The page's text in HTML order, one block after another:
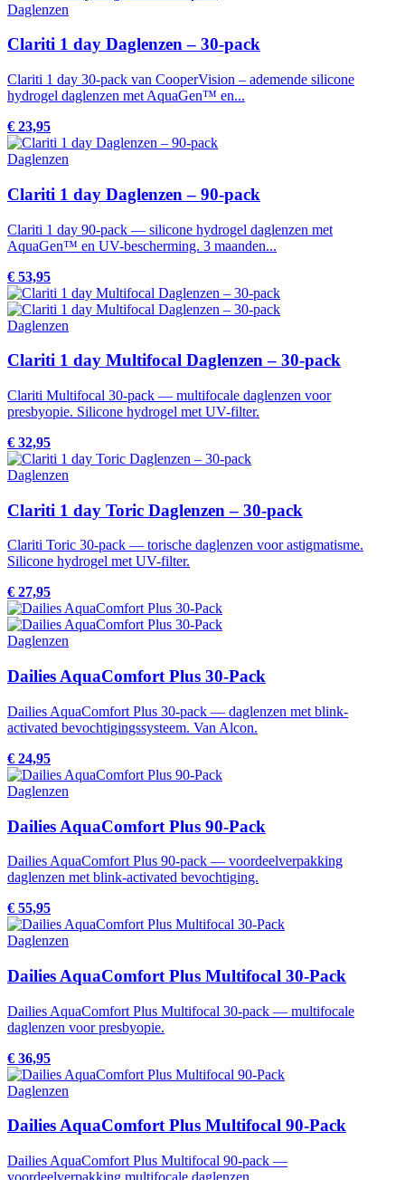
Daglenzen
Clariti 1 day Daglenzen – 30-pack
Clariti 1 day 30-pack van CooperVision – ademende silicone
hydrogel daglenzen met AquaGen™ en...
€ 23,95
Daglenzen
Clariti 1 day Daglenzen – 90-pack
Clariti 1 day 90-pack — silicone hydrogel daglenzen met
AquaGen™ en UV-bescherming. 3 maanden...
€ 53,95
Daglenzen
Clariti 1 day Multifocal Daglenzen – 30-pack
Clariti Multifocal 30-pack — multifocale daglenzen voor
presbyopie. Silicone hydrogel met UV-filter.
€ 32,95
Daglenzen
Clariti 1 day Toric Daglenzen – 30-pack
Clariti Toric 30-pack — torische daglenzen voor astigmatisme.
Silicone hydrogel met UV-filter.
€ 27,95
Daglenzen
Dailies AquaComfort Plus 30-Pack
Dailies AquaComfort Plus 30-pack — daglenzen met blink-
activated bevochtigingssysteem. Van Alcon.
€ 24,95
Daglenzen
Dailies AquaComfort Plus 90-Pack
Dailies AquaComfort Plus 90-pack — voordeelverpakking
daglenzen met blink-activated bevochtiging.
€ 55,95
Daglenzen
Dailies AquaComfort Plus Multifocal 30-Pack
Dailies AquaComfort Plus Multifocal 30-pack — multifocale
daglenzen voor presbyopie.
€ 36,95
Daglenzen
Dailies AquaComfort Plus Multifocal 90-Pack
Dailies AquaComfort Plus Multifocal 90-pack —